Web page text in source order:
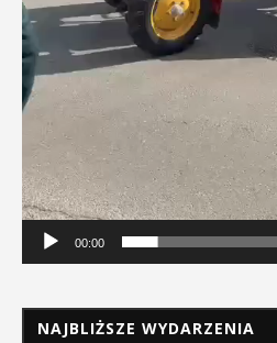
00:00
NAJBLIŻSZE WYDARZENIA